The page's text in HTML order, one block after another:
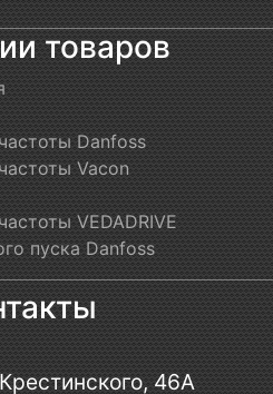
товаров
Danfoss
Vacon
VEDADRIVE
пуска Danfoss
46А